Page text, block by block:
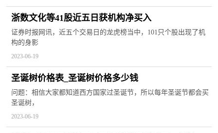
浙数文化等41股近五日获机构净买入
证券时报网讯，近五个交易日的龙虎榜当中，101只个股出现了机
构的身影
2023-06-19
圣诞树价格表_圣诞树价格多少钱
问题：相信大家都知道西方国家过圣诞节，所以每年圣诞节都会买
圣诞树，
2023-06-19